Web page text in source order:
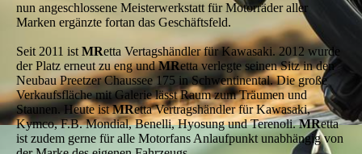
nun angeschlossene Meisterwerkstatt für Motorräder aller
Marken ergänzte fortan das Geschäftsfeld.
Seit 2011 ist MRetta Vertagshändler für Kawasaki. 2012 wurde
der Platz erneut zu eng undMRetta verlegte seinen Sitz in den
Neubau Preetzer Chaussee 175 in Schwentinental. Die große
Verkaufsfläche mit Galerie lässt Raum zum Träumen und
Staunen. Heute istMRetta Vertragshändler für Kawasaki,
Kymco, F.B. Mondial, Benelli, Hyosung und Terenoli.MRetta
ist zudem gerne für alle Motorfans Anlaufpunkt unabhängig von